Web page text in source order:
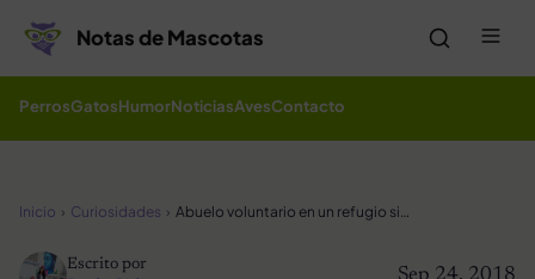
Notas de Mascotas
PerrosGatosHumorNoticiasAvesContacto
Inicio Curiosidades Abuelo voluntario en un refugio siempre termina tomando la siesta con los gatos en el sofá
Escrito por